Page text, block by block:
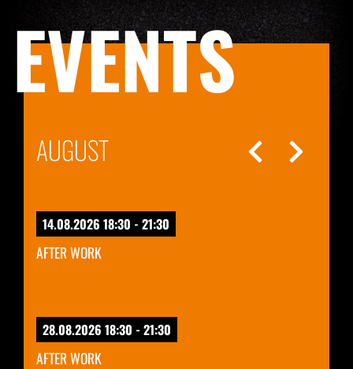
EVENTS
AUGUST
14.08.2026 18:30 - 21:30
AFTER WORK
28.08.2026 18:30 - 21:30
AFTER WORK